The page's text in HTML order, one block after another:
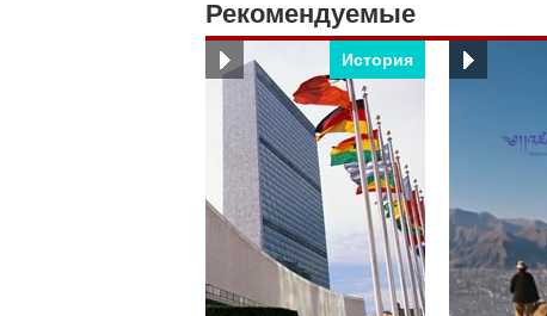
Рекомендуемые
История